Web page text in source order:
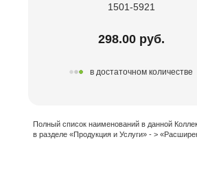
1501-5921
298.00 руб.
в достаточном количестве
Полный список наименований в данной
в разделе «Продукция и Услуги» - >